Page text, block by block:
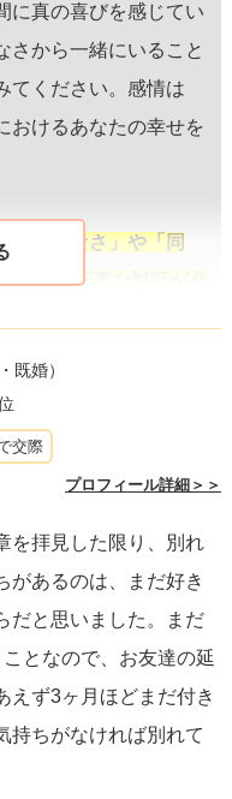
に真の喜びを感じてい
さから一緒にいること
てください。感情は
おけるあなたの幸せを
申し訳なさ」や「同
なら、正直な対話が必
話し合うこと。これは
しろ二人の関係をよ
です。
に同じ気持ちが続い
要です。何度か別れを
るかもしれないと感じ
でいることなのかもし
せん。自分自身の心が
間をかけて探求してみ
既婚）
交際
プロフィール詳細＞＞
を拝見した限り、別れ
があるのは、まだ好き
だと思いました。まだ
となので、お友達の延
えず3ヶ月ほどまだ付き
持ちがなければ別れて